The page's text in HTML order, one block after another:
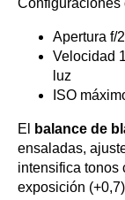
Configuraciones
Apertura f/
Velocidad
luz
ISO
El balance de
ensaladas,
intensifica tonos
exposición